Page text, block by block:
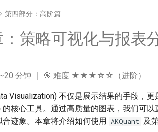
第四部分：高阶篇
策略可视化与报表
分钟 ｜ 🎯 难度 ★★★☆☆（进阶）
Visualization) 不仅是展示结果的手段，更
的核心工具。通过高质量的图表，我们可
迹象。本章将介绍如何使用 AKQuant 及